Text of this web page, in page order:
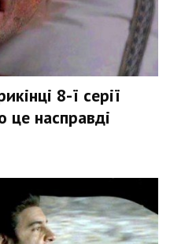
8-ї серії
насправді